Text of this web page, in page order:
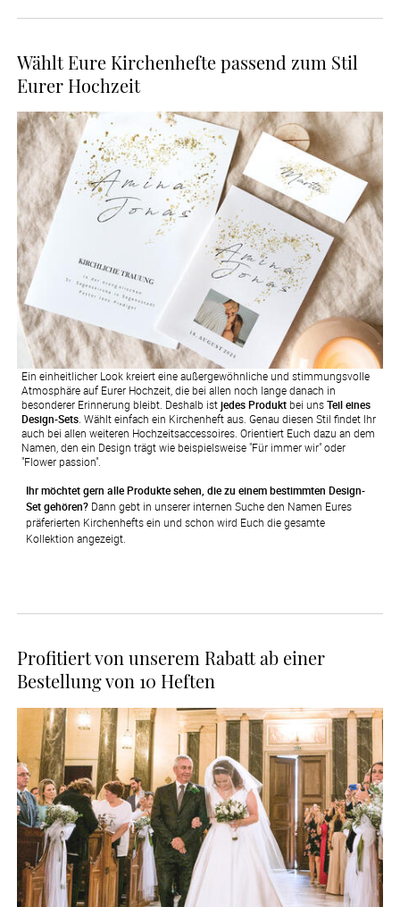
Wählt Eure Kirchenhefte passend zum Stil
Eurer Hochzeit
Ein einheitlicher Look kreiert eine außergewöhnliche und stimmungsvolle
Atmosphäre auf Eurer Hochzeit, die bei allen noch lange danach in
besonderer Erinnerung bleibt. Deshalb istjedes Produktbei unsTeil eines
Design-Sets. Wählt einfach ein Kirchenheft aus. Genau diesen Stil findet Ihr
auch bei allen weiteren Hochzeitsaccessoires. Orientiert Euch dazu an dem
Namen, den ein Design trägt wie beispielsweise "Für immer wir" oder
"Flower passion".
Ihr möchtet gern alle Produkte sehen, die zu einem bestimmten Design-
Set gehören? Dann gebt in unserer internen Suche den Namen Eures
präferierten Kirchenhefts ein und schon wird Euch die gesamte
Kollektion angezeigt.
Profitiert von unserem Rabatt ab einer
Bestellung von 10 Heften